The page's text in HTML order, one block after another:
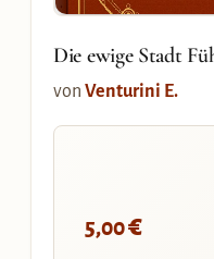
Die ewige Stadt
von Venturini E.
5,00€